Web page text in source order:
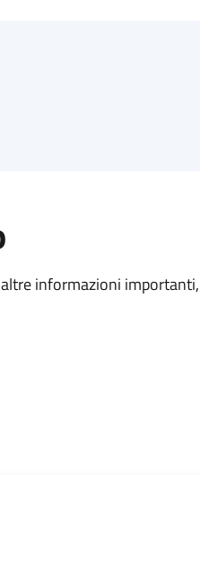
informazioni